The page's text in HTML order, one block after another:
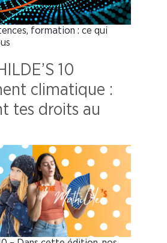
formation : ce qui
10
climatique :
tes droits au